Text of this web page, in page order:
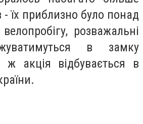
- їх приблизно було понад
розважальні
в замку
акція відбувається в